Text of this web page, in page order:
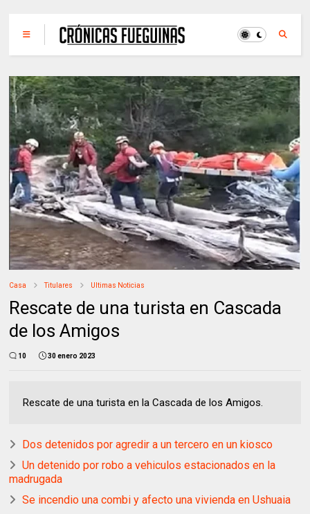
Casa Titulares Ultimas Noticias
Rescate de una turista en Cascada
de los Amigos
10 30 enero 2023
Rescate de una turista en la Cascada de los Amigos.
Dos detenidos por agredir a un tercero en un kiosco
Un detenido por robo a vehiculos estacionados en la
madrugada
Se incendio una combi y afecto una vivienda en Ushuaia